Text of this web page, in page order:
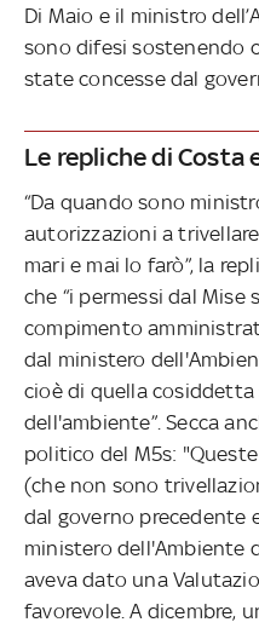
Di Maio e il ministro
sono difesi sostenendo
state concesse dal
Le repliche di Costa
“Da quando sono
autorizzazioni a
mari e mai lo farò”, la
che “i permessi dal
compimento
dal ministero
cioè di quella
dell'ambiente”. Secca
politico del M5s:
(che non sono
dal governo precedente
ministero dell'Ambiente
aveva dato una
favorevole. A dicembre,